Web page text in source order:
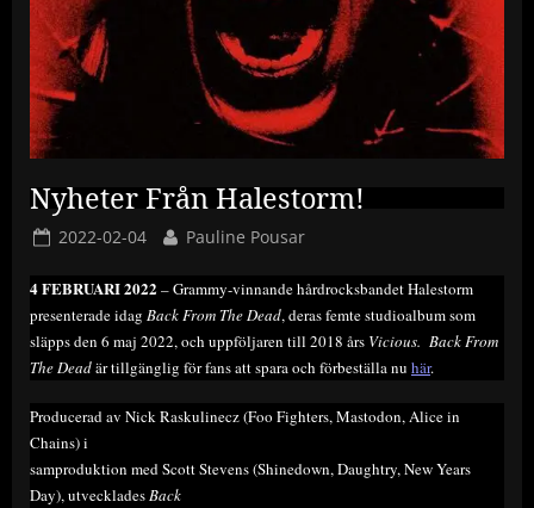
Nyheter Från Halestorm!
Posted
2022-02-04 By
Pauline Pousar
4 FEBRUARI 2022 – Grammy-vinnande hårdrocksbandet Halestorm
presenterade idag Back From The Dead, deras femte studioalbum som
släpps den 6 maj 2022, och uppföljaren till 2018 års Vicious. Back From
The Deadär tillgänglig för fans att spara och förbeställa nu här.
Producerad av Nick Raskulinecz (Foo Fighters, Mastodon, Alice in
Chains) i
samproduktion med Scott Stevens (Shinedown, Daughtry, New Years
Day), utveckladesBack